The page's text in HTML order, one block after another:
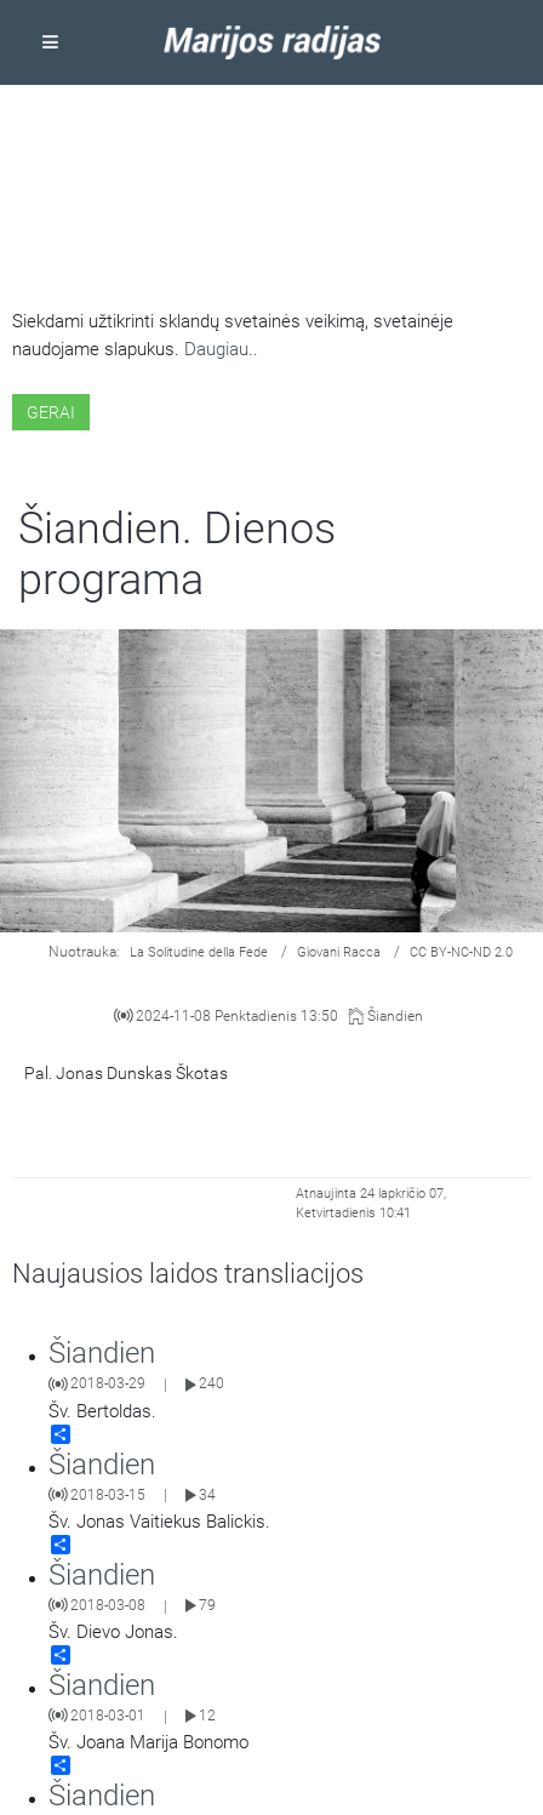
Siekdami užtikrinti sklandų svetainės veikimą, svetainėje
naudojame slapukus. Daugiau..
GERAI
Šiandien. Dienos
programa
Nuotrauka: La Solitudine della Fede / Giovani Racca / CC BY-NC-ND 2.0
2024-11-08 Penktadienis 13:50 Šiandien
Pal. Jonas Dunskas Škotas
Atnaujinta 24 lapkričio 07,
Ketvirtadienis 10:41
Naujausios laidos transliacijos
Šiandien
2018-03-29 240
Šv. Bertoldas.
Šiandien
2018-03-15 34
Šv. Jonas Vaitiekus Balickis.
Šiandien
2018-03-08 | 79
Šv. Dievo Jonas.
Šiandien
2018-03-01 | 12
Šv. Joana Marija Bonomo
Šiandien